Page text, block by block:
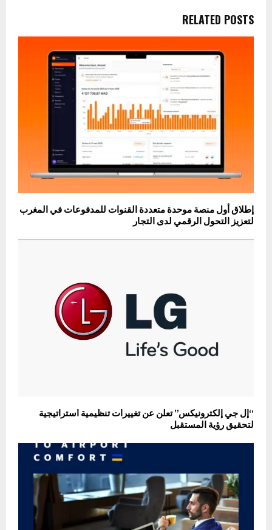
RELATED POSTS
إطلاق أول منصة موحدة متعددة القنوات للمدفوعات في المغرب
لتعزيز التحول الرقمي لدى التجار
“إل جي إلكترونيكس” تعلن عن تغييرات تنظيمية استراتيجية
لتحقيق رؤية المستقبل